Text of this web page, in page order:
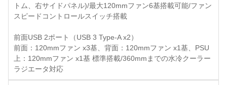
トム、右サイドパネル)/最大120mmファン6基搭載可能/ファン
スピードコントロールスイッチ搭載
前面USB 2ポート（USB 3 Type-A x2）
前面：120mmファン x3基、背面：120mmファン x1基、PSU
上：120mmファン x1基 標準搭載/360mmまでの水冷クーラー
ラジエータ対応